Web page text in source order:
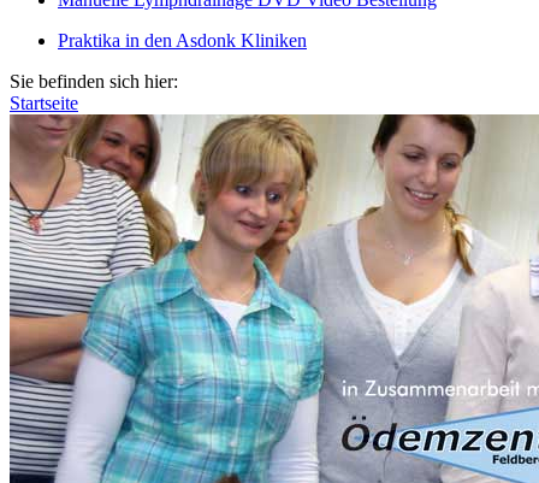
Praktika in den Asdonk Kliniken
Sie befinden sich hier:
Startseite